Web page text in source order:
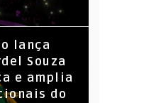
lança
Souza
e amplia
do